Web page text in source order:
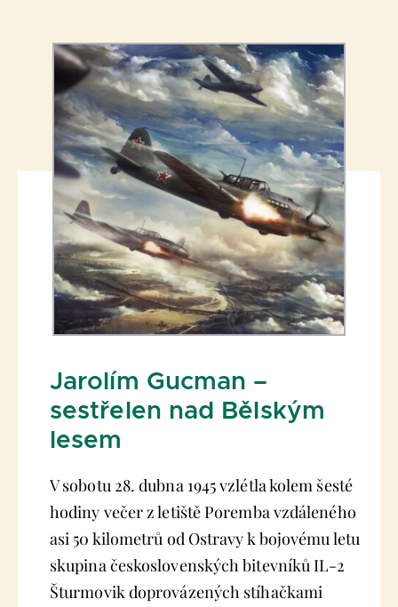
Jarolím Gucman –
sestřelen nad Bělským
lesem
V sobotu 28. dubna 1945 vzlétla kolem šesté
hodiny večer z letiště Poremba vzdáleného
asi 50 kilometrů od Ostravy k bojovému letu
skupina československých bitevníků IL-2
Šturmovik doprovázených stíhačkami